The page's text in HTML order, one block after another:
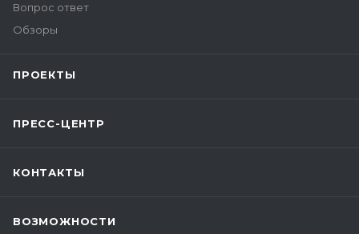
Вопрос ответ
Обзоры
ПРОЕКТЫ
ПРЕСС-ЦЕНТР
КОНТАКТЫ
ВОЗМОЖНОСТИ